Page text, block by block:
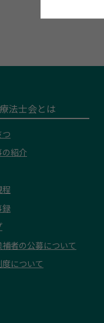
法士会とは
紹介
録
者の公募について
について